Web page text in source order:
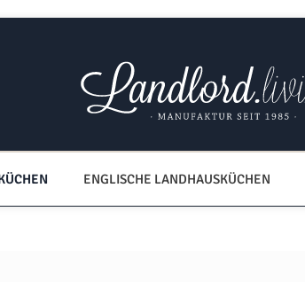
ENGLISCHE LANDHAUSKÜCHEN